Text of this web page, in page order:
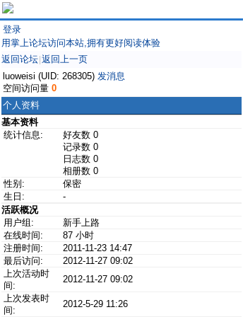
登录
用掌上论坛访问本站,拥有更好阅读体验
返回论坛 返回上一页
luoweisi (UID: 268305) 发消息
空间访问量 0
个人资料
基本资料
统计信息:
好友数 0
记录数 0
日志数 0
相册数 0
性别:
保密
生日:
-
活跃概况
用户组:
新手上路
在线时间:
87 小时
注册时间:
2011-11-23 14:47
最后访问:
2012-11-27 09:02
上次活动时
间:
2012-11-27 09:02
上次发表时
间:
2012-5-29 11:26